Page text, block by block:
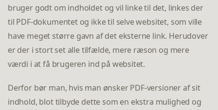
bruger godt om indholdet og vil linke til det, linkes der
til PDF-dokumentet og ikke til selve websitet, som ville
have meget større gavn af det eksterne link. Herudover
er der i stort set alle tilfælde, mere ræson og mere
værdi i at få brugeren ind på websitet.
Derfor bør man, hvis man ønsker PDF-versioner af sit
indhold, blot tilbyde dette som en ekstra mulighed og